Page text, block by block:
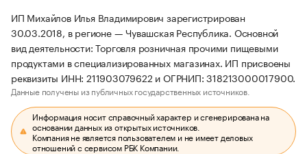
ИП Михайлов Илья Владимирович зарегистрирован
30.03.2018, в регионе — Чувашская Республика. Основной
вид деятельности: Торговля розничная прочими пищевыми
продуктами в специализированных магазинах. ИП присвоены
реквизиты ИНН: 211903079622 и ОГРНИП: 318213000017900.
Данные получены из публичных государственных источников.
Информация носит справочный характер и сгенерирована на
основании данных из открытых источников.
Компания не является пользователем и не имеет деловых
отношений с сервисом РБК Компании.